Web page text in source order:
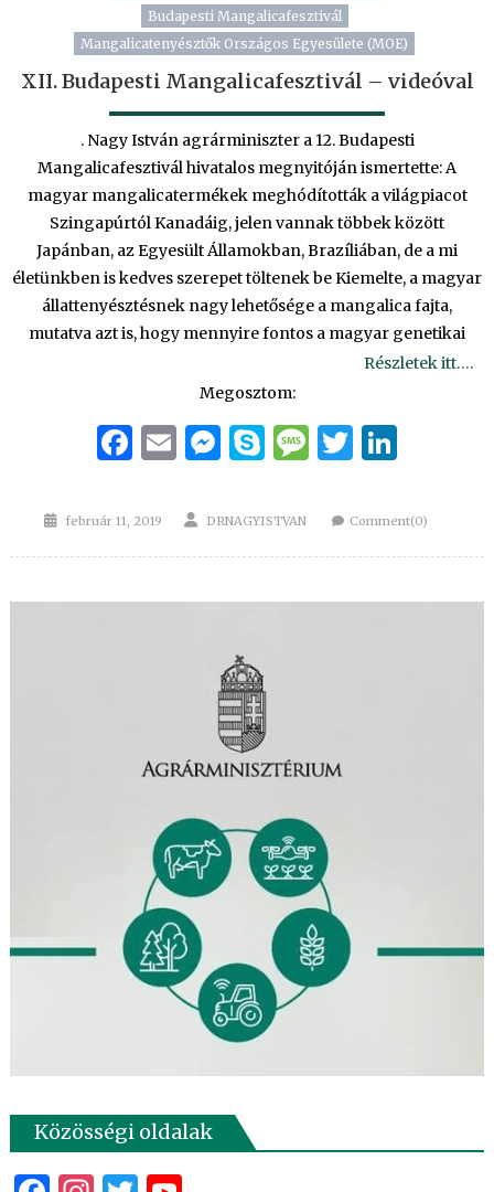
Budapesti Mangalicafesztivál
Mangalicatenyésztők Országos Egyesülete (MOE)
XII. Budapesti Mangalicafesztivál – videóval
. Nagy István agrárminiszter a 12. Budapesti
Mangalicafesztivál hivatalos megnyitóján ismertette: A
magyar mangalicatermékek meghódították a világpiacot
Szingapúrtól Kanadáig, jelen vannak többek között
Japánban, az Egyesült Államokban, Brazíliában, de a mi
életünkben is kedves szerepet töltenek be Kiemelte, a magyar
állattenyésztésnek nagy lehetősége a mangalica fajta,
mutatva azt is, hogy mennyire fontos a magyar genetikai
Részletek itt….
Megosztom:
Facebook
EmailMessenger
Skype
Message
Twitter
Posted
február 11, 2019 Author
DRNAGYISTVAN Comment(0)
Közösségi oldalak